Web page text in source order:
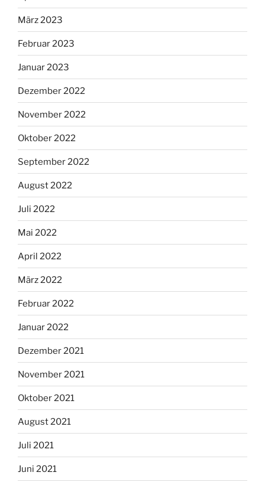
März 2023
Februar 2023
Januar 2023
Dezember 2022
November 2022
Oktober 2022
September 2022
August 2022
Juli 2022
Mai 2022
April 2022
März 2022
Februar 2022
Januar 2022
Dezember 2021
November 2021
Oktober 2021
August 2021
Juli 2021
Juni 2021